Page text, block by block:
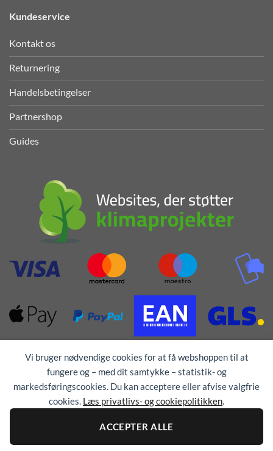
Vi bruger nødvendige cookies for at få webshoppen til at
fungere og – med dit samtykke – statistik- og
markedsføringscookies. Du kan acceptere eller afvise valgfrie
cookies. Læs privatlivs- og cookiepolitikken.
ACCEPTER ALLE
Kundeservice
Kontakt os
Returnering
Handelsbetingelser
Partnershop
Guides
Alle rettigheder forbeholdes © 1976 - 2026TEX-